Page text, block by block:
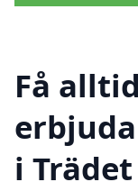
Få
i Trädet